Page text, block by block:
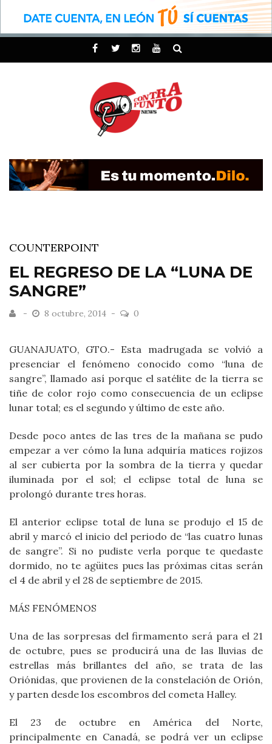
COUNTERPOINT
EL REGRESO DE LA “LUNA DE
SANGRE”
8 octubre, 2014 0
GUANAJUATO, GTO.- Esta madrugada se volvió a
presenciar el fenómeno conocido como “luna de
sangre”, llamado así porque el satélite de la tierra se
tiñe de color rojo como consecuencia de un eclipse
lunar total; es el segundo y último de este año.
Desde poco antes de las tres de la mañana se pudo
empezar a ver cómo la luna adquiría matices rojizos
al ser cubierta por la sombra de la tierra y quedar
iluminada por el sol; el eclipse total de luna se
prolongó durante tres horas.
El anterior eclipse total de luna se produjo el 15 de
abril y marcó el inicio del periodo de “las cuatro lunas
de sangre”. Si no pudiste verla porque te quedaste
dormido, no te agüites pues las próximas citas serán
el 4 de abril y el 28 de septiembre de 2015.
MÁS FENÓMENOS
Una de las sorpresas del firmamento será para el 21
de octubre, pues se producirá una de las lluvias de
estrellas más brillantes del año, se trata de las
Oriónidas, que provienen de la constelación de Orión,
y parten desde los escombros del cometa Halley.
El 23 de octubre en América del Norte,
principalmente en Canadá, se podrá ver un eclipse